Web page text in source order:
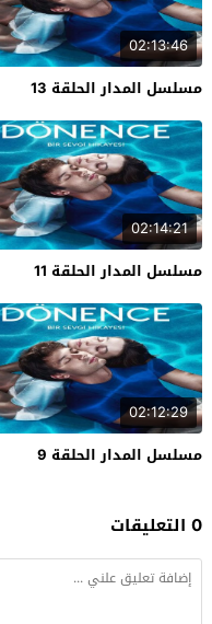
02:13:46
مسلسل المدار الحلقة 13
02:14:21
مسلسل المدار الحلقة 11
02:12:29
مسلسل المدار الحلقة 9
0 التعليقات